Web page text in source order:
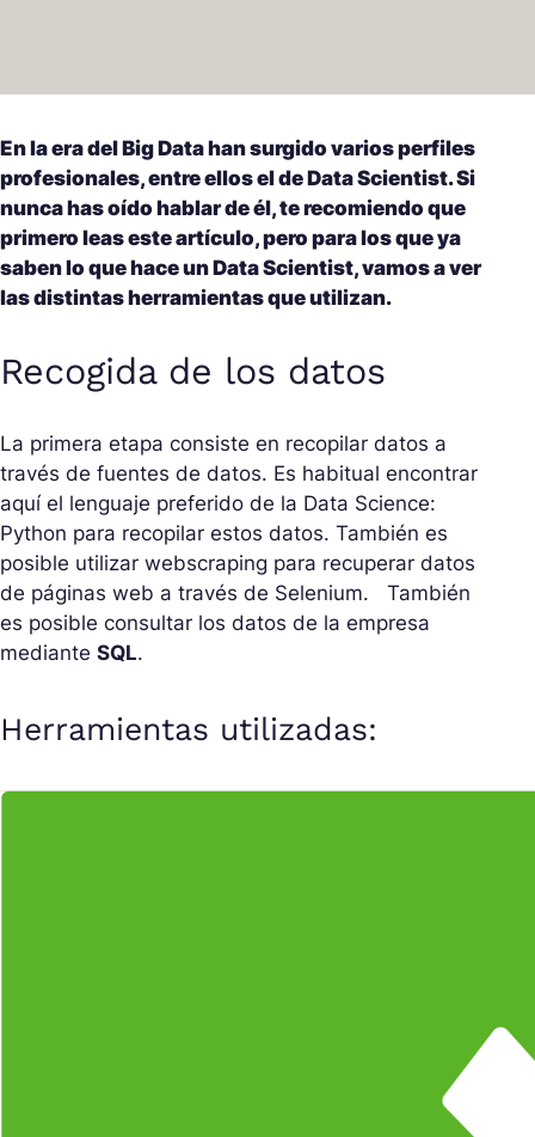
En la era del Big Data han surgido varios perfiles
profesionales, entre ellos el de Data Scientist. Si
nunca has oído hablar de él, te recomiendo que
primero leas este artículo, pero para los que ya
saben lo que hace un Data Scientist, vamos a ver
las distintas herramientas que utilizan.
Recogida de los datos
La primera etapa consiste en recopilar datos a
través de fuentes de datos. Es habitual encontrar
aquí el lenguaje preferido de la Data Science:
Python para recopilar estos datos. También es
posible utilizar webscraping para recuperar datos
de páginas web a través de Selenium. También
es posible consultar los datos de la empresa
mediante SQL.
Herramientas utilizadas: